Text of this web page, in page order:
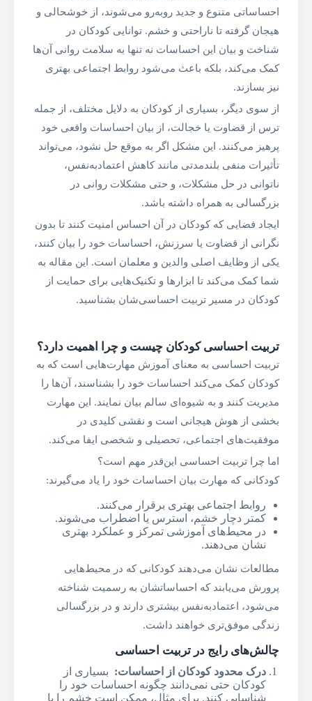
احساساتی متنوع و جدید روبه‌رو می‌شوند، از خوشحالی و
هیجان گرفته تا ناراحتی و خشم. توانایی کودکان در
شناخت و بیان این احساسات نه تنها به سلامت روانی آن‌ها
کمک می‌کند، بلکه باعث می‌شود روابط اجتماعی بهتری
نیز بسازند.
از سوی دیگر، بسیاری از کودکان به دلایل مختلف، از جمله
ترس از قضاوت یا خجالت، از بیان احساسات واقعی خود
پرهیز می‌کنند. این مشکل اگر به موقع حل نشود، می‌تواند
تأثیرات منفی بلندمدتی مانند کاهش اعتمادبه‌نفس،
ناتوانی در حل مشکلات، و حتی مشکلات روانی در
بزرگسالی به همراه داشته باشد.
ایجاد فضایی که کودکان در آن احساس امنیت کنند تا بدون
نگرانی از قضاوت یا سرزنش، احساسات خود را بیان کنند،
یکی از وظایف اصلی والدین و معلمان است. این مقاله به
شما کمک می‌کند تا ابزارها و تکنیک‌هایی برای حمایت از
کودکان در مسیر تربیت احساسی‌شان بشناسید.
تربیت احساسی کودکان چیست و چرا اهمیت دارد؟
تربیت احساسی به معنای آموزش مهارت‌هایی است که به
کودکان کمک می‌کند احساسات خود را بشناسند، آن‌ها را
مدیریت کنند و به شیوه‌ای سالم بیان نمایند. این مهارت
بخشی از هوش هیجانی است و نقشی کلیدی در
موفقیت‌های اجتماعی، تحصیلی و شخصی ایفا می‌کند.
اما چرا تربیت احساسی این‌قدر مهم است؟
کودکانی که مهارت بیان احساسات خود را یاد می‌گیرند:
روابط اجتماعی بهتری برقرار می‌کنند.
کمتر دچار خشم، استرس یا اضطراب می‌شوند.
در محیط‌های آموزشی تمرکز و عملکرد بهتری
نشان می‌دهند.
مطالعات نشان می‌دهند کودکانی که در محیط‌هایی
پرورش می‌یابند که احساساتشان به رسمیت شناخته
می‌شود، اعتمادبه‌نفس بیشتری دارند و در بزرگسالی
زندگی موفق‌تری خواهند داشت.
چالش‌های رایج در تربیت احساسی
درک محدود کودکان از احساسات: بسیاری از
کودکان حتی نمی‌دانند چگونه احساسات خود را
شناسایی کنند. برای مثال، ممکن است خشم را با